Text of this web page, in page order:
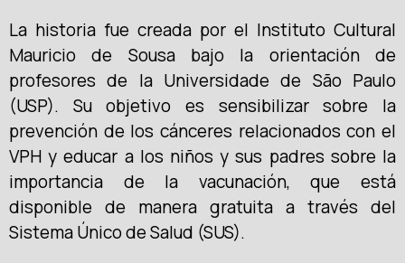
La historia fue creada por el Instituto Cultural
Mauricio de Sousa bajo la orientación de
profesores de la Universidade de São Paulo
(USP). Su objetivo es sensibilizar sobre la
prevención de los cánceres relacionados con el
VPH y educar a los niños y sus padres sobre la
importancia de la vacunación, que está
disponible de manera gratuita a través del
Sistema Único de Salud (SUS).